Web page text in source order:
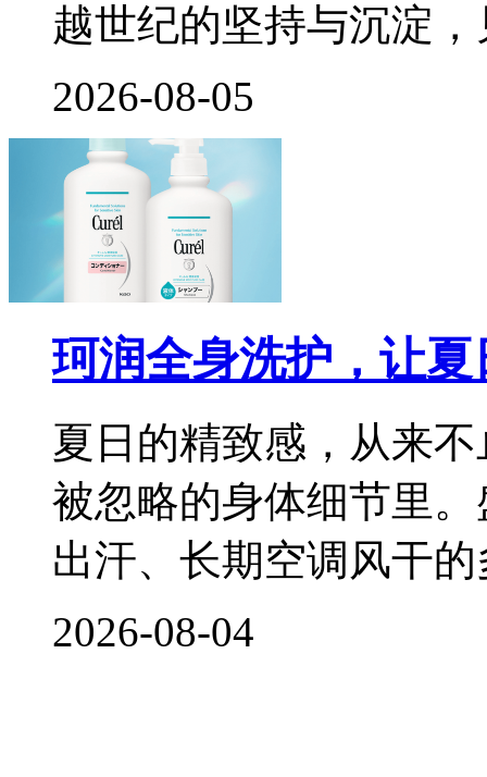
越世纪的坚持与沉淀
2026-08-05
珂润全身洗护，让
夏日的精致感，从来
被忽略的身体细节里
出汗、长期空调风干
2026-08-04